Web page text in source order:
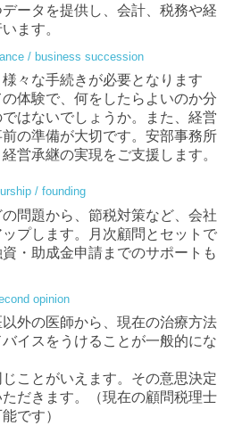
ータを提供し、会計、税務や経
ます。
々な手続きが必要となります
体験で、何をしたらよいのか分
はないでしょうか。また、経営
の準備が大切です。安部事務所
営承継の実現をご支援します。
問題から、節税対策など、会社
プします。月次顧問とセットで
・助成金申請までのサポートも
外の医師から、現在の治療方法
バイスをうけることが一般的にな
ことがいえます。その意思決定
だきます。（現在の顧問税理士
です）